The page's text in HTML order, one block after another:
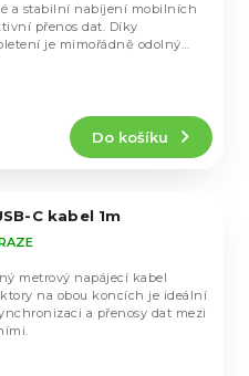
Do košíku
a stabilní nabíjení mobilních
přenos dat. Díky
je mimořádně odolný
C kabel 1m
metrový napájecí kabel
na obou koncích je ideální
a přenosy dat mezi